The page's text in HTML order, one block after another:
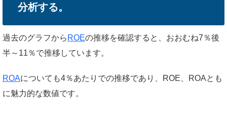
分析する。
過去のグラフから ROEの推移を確認すると、おおむね7％後
半～11％で推移しています。
ROAについても4％あたりでの推移であり、ROE、ROAとも
に魅力的な数値です。